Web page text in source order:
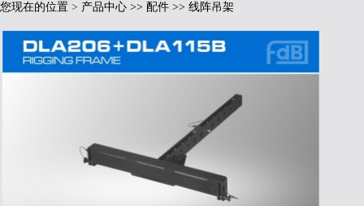
>标题:FDB AUDIO助阵第十七
>时间:2019-09-16
>标题:fdB爱高音响惊喜亮相，
您现在的位置 > 产品中心 >> 配件 >> 线阵吊架